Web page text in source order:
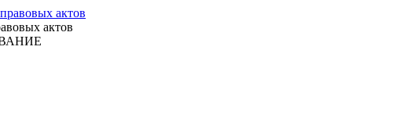
актов